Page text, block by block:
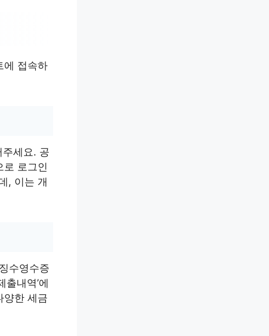
에 접속하
세요. 공
로 로그인
, 이는 개
수영수증
내역’에
양한 세금